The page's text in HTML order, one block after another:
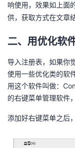
响使用，效果如上面
供，获取方式在文章结
二、用优化软
导入注册表，如果你
使用一些优化类的软
用这个软件叫做：
的右键菜单管理软件
添加好右键菜单之后